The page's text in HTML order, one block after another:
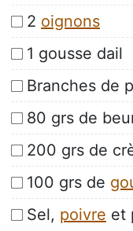
2 oignons
1 gousse dail
Branches de
80 grs de
200 grs de
100 grs de
Sel, poivre et